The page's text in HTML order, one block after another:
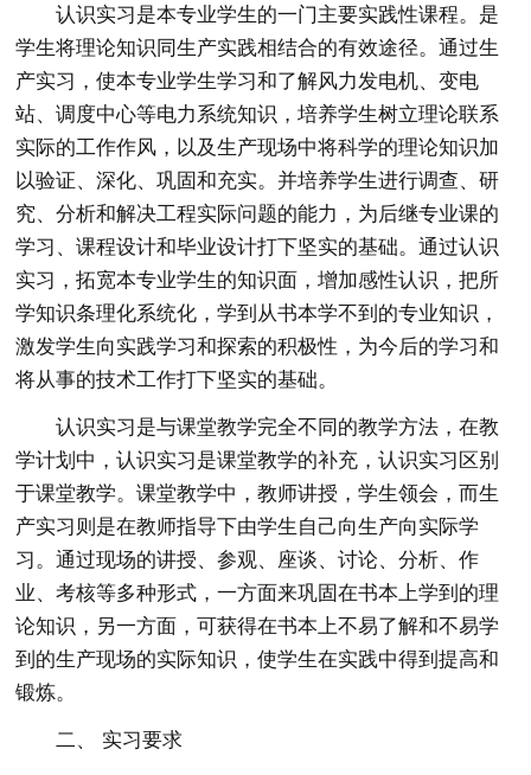
认识实习是本专业学生的一门主要实践性课程。是
学生将理论知识同生产实践相结合的有效途径。通过生
产实习，使本专业学生学习和了解风力发电机、变电
站、调度中心等电力系统知识，培养学生树立理论联系
实际的工作作风，以及生产现场中将科学的理论知识加
以验证、深化、巩固和充实。并培养学生进行调查、研
究、分析和解决工程实际问题的能力，为后继专业课的
学习、课程设计和毕业设计打下坚实的基础。通过认识
实习，拓宽本专业学生的知识面，增加感性认识，把所
学知识条理化系统化，学到从书本学不到的专业知识，
激发学生向实践学习和探索的积极性，为今后的学习和
将从事的技术工作打下坚实的基础。
认识实习是与课堂教学完全不同的教学方法，在教
学计划中，认识实习是课堂教学的补充，认识实习区别
于课堂教学。课堂教学中，教师讲授，学生领会，而生
产实习则是在教师指导下由学生自己向生产向实际学
习。通过现场的讲授、参观、座谈、讨论、分析、作
业、考核等多种形式，一方面来巩固在书本上学到的理
论知识，另一方面，可获得在书本上不易了解和不易学
到的生产现场的实际知识，使学生在实践中得到提高和
锻炼。
二、 实习要求